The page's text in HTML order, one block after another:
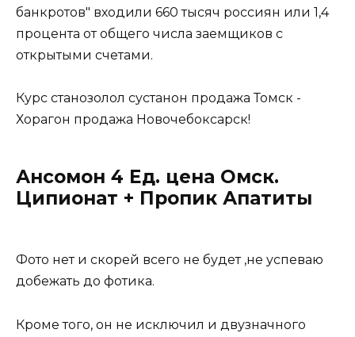
банкротов" входили 660 тысяч россиян или 1,4
процента от общего числа заемщиков с
открытыми счетами.
Курс станозолол сустанон продажа Томск -
Хорагон продажа Новочебоксарск!
Ансомон 4 Ед. цена Омск.
Ципионат + Пропик Апатиты
Фото нет и скорей всего не будет ,не успеваю
добежать до фотика.
Кроме того, он не исключил и двузначного